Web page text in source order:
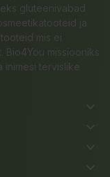
gluteenivabad
ja
mis ei
Bio4You missiooniks
inimesi tervislike
keyboard_arrow_down
keyboard_arrow_down
keyboard_arrow_down
keyboard_arrow_down